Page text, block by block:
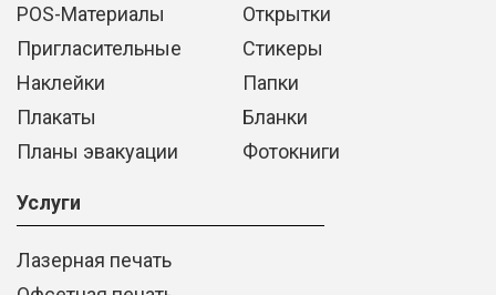
POS-Материалы
Открытки
Пригласительные
Стикеры
Наклейки
Папки
Плакаты
Бланки
Планы эвакуации
Фотокниги
Услуги
Лазерная печать